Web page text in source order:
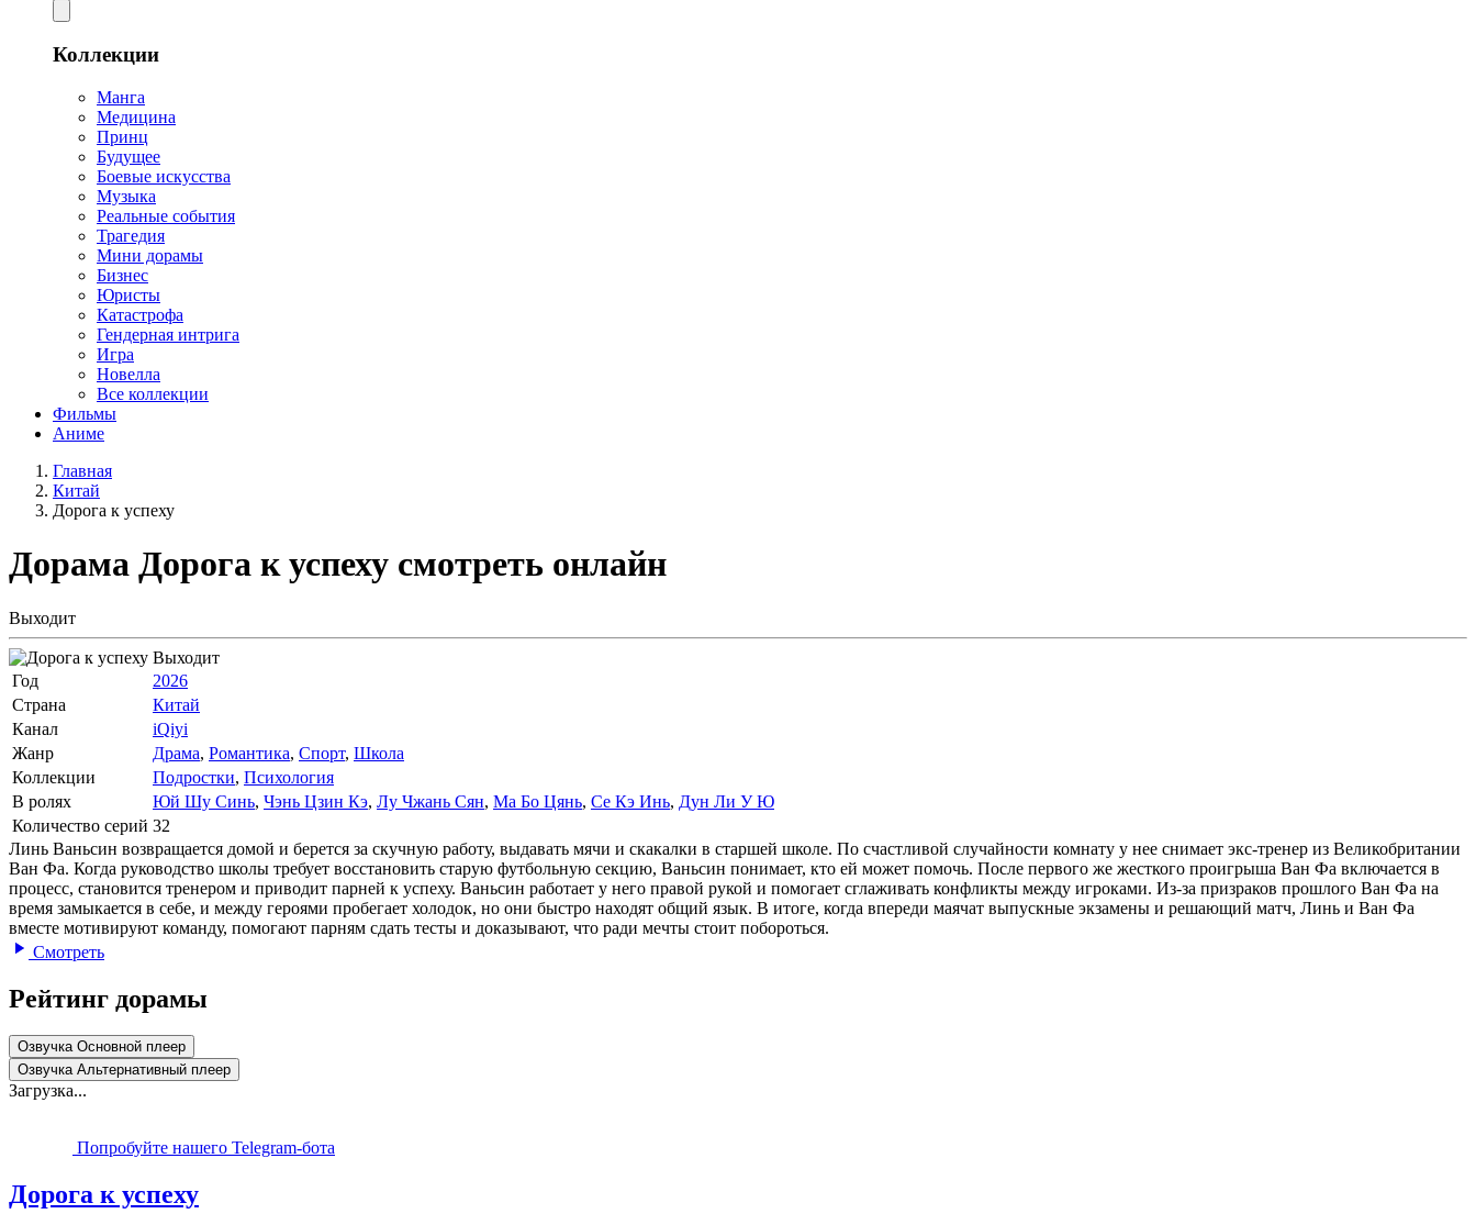
Коллекции
Манга
Медицина
Принц
Будущее
Боевые искусства
Музыка
Реальные события
Трагедия
Мини дорамы
Бизнес
Юристы
Катастрофа
Гендерная интрига
Игра
Новелла
Все коллекции
Фильмы
Аниме
Главная
Китай
Дорога к успеху
Дорама Дорога к успеху смотреть онлайн
Выходит
Выходит
Год
2026
Страна
Китай
Канал
iQiyi
Жанр
Драма, Романтика, Спорт, Школа
Коллекции
Подростки, Психология
В ролях
Юй Шу Синь, Чэнь Цзин Кэ, Лу Чжань Сян, Ма Бо Цянь, Се Кэ Инь, Дун Ли У Ю
Количество серий 32
Линь Ваньсин возвращается домой и берется за скучную работу, выдавать мячи и скакалки в старшей школе. По счастливой случайности комнату у нее снимает экс-тренер из Великобритании
Ван Фа. Когда руководство школы требует восстановить старую футбольную секцию, Ваньсин понимает, кто ей может помочь. После первого же жесткого проигрыша Ван Фа включается в
процесс, становится тренером и приводит парней к успеху. Ваньсин работает у него правой рукой и помогает сглаживать конфликты между игроками. Из-за призраков прошлого Ван Фа на
время замыкается в себе, и между героями пробегает холодок, но они быстро находят общий язык. В итоге, когда впереди маячат выпускные экзамены и решающий матч, Линь и Ван Фа
вместе мотивируют команду, помогают парням сдать тесты и доказывают, что ради мечты стоит побороться.
Смотреть
Рейтинг дорамы
Озвучка Основной плеер
Озвучка Альтернативный плеер
Загрузка...
Попробуйте нашего Telegram-бота
Дорога к успеху